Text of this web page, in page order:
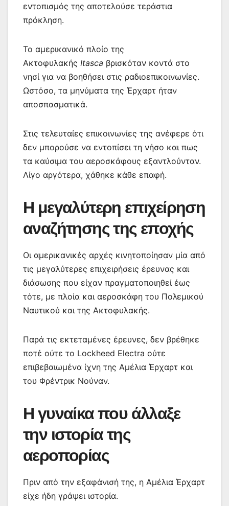
εντοπισμός της αποτελούσε τεράστια
πρόκληση.
Το αμερικανικό πλοίο της
Ακτοφυλακής Itasca βρισκόταν κοντά στο
νησί για να βοηθήσει στις ραδιοεπικοινωνίες.
Ωστόσο, τα μηνύματα της Έρχαρτ ήταν
αποσπασματικά.
Στις τελευταίες επικοινωνίες της ανέφερε ότι
δεν μπορούσε να εντοπίσει τη νήσο και πως
τα καύσιμα του αεροσκάφους εξαντλούνταν.
Λίγο αργότερα, χάθηκε κάθε επαφή.
Η μεγαλύτερη επιχείρηση
αναζήτησης της εποχής
Οι αμερικανικές αρχές κινητοποίησαν μία από
τις μεγαλύτερες επιχειρήσεις έρευνας και
διάσωσης που είχαν πραγματοποιηθεί έως
τότε, με πλοία και αεροσκάφη του Πολεμικού
Ναυτικού και της Ακτοφυλακής.
Παρά τις εκτεταμένες έρευνες, δεν βρέθηκε
ποτέ ούτε το Lockheed Electra ούτε
επιβεβαιωμένα ίχνη της Αμέλια Έρχαρτ και
του Φρέντρικ Νούναν.
Η γυναίκα που άλλαξε
την ιστορία της
αεροπορίας
Πριν από την εξαφάνισή της, η Αμέλια Έρχαρτ
είχε ήδη γράψει ιστορία.